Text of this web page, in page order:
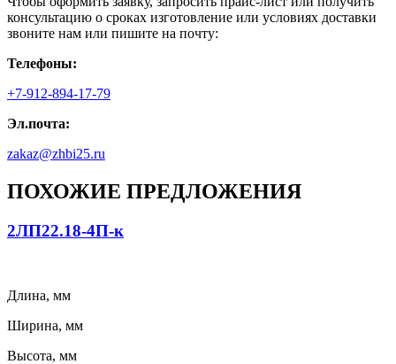
консультацию о сроках изготовление или условиях доставки
звоните нам или пишите на почту:
Телефоны:
+7-912-894-17-79
Эл.почта:
zakaz@zhbi25.ru
ПОХОЖИЕ ПРЕДЛОЖЕНИЯ
2ЛП22.18-4П-к
Длина, мм
Ширина, мм
Высота, мм